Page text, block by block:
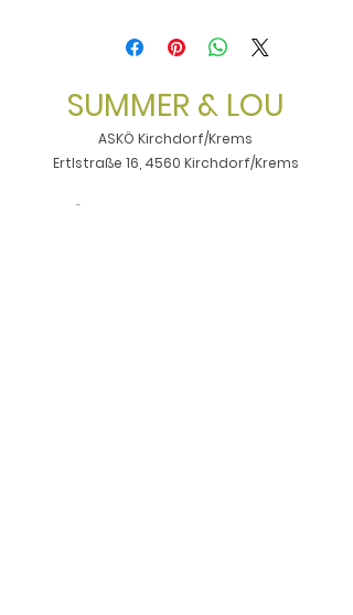
Reich an wertvollen Proteinen
Zahnmuskulatur, beseitigt
Zahnstein effektiv
SUMMER & LOU
ASKÖ Kirchdorf/Krems
Ertlstraße 16, 4560 Kirchdorf/Krems
Öffnungszeiten Hunde-Shop: